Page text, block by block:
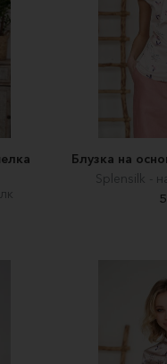
Блузка на
Splensilk -